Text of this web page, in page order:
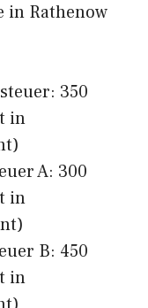
in Rathenow
350
in
A: 300
in
B: 450
in